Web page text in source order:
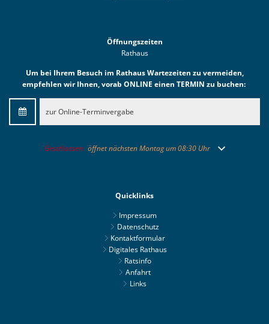
Öffnungszeiten
Rathaus
Um bei Ihrem Besuch im Rathaus Wartezeiten zu vermeiden,
empfehlen wir Ihnen, vorab ONLINE einen TERMIN zu buchen:
zur Online-Terminvergabe
Klicken, um weitere Öffnungs- oder Schließzeiten auszublenden
Geschlossen: öffnet nächsten Montag um 08:30 Uhr
Quicklinks
Impressum
Datenschutz
Kontaktformular
Digitales Rathaus
Ratsinfo
Anfahrt
Links